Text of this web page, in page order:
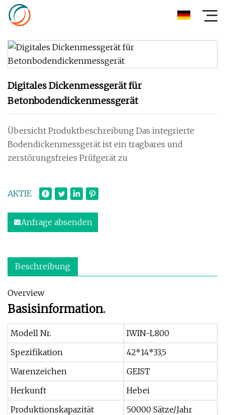
Digitales Dickenmessgerät für
Betonbodendickenmessgerät
Übersicht Produktbeschreibung Das integrierte
Bodendickenmessgerät ist ein tragbares und
zerstörungsfreies Prüfgerät zu
AKTIE
Anfrage absenden
Beschreibung
Overview
Basisinformation.
Modell Nr.
IWIN-L800
Spezifikation
42*14*33,5
Warenzeichen
GEIST
Herkunft
Hebei
Produktionskapazität
50000 Sätze/Jahr